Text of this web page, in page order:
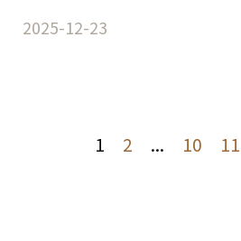
2025-12-23
1 2 ... 10 11